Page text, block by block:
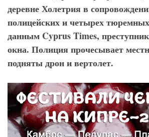
деревне Холетрия в
полицейских и четырех
данным CyprusTimes, преступник
окна. Полиция прочесывает
подняты дрон и вертолет.